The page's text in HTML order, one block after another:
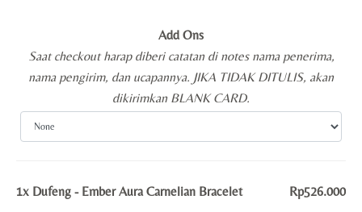
Add Ons
Saat checkout harap diberi catatan di notes nama penerima,
nama pengirim, dan ucapannya. JIKA TIDAK DITULIS, akan
dikirimkan BLANK CARD.
1x Dufeng - Ember Aura Carnelian Bracelet Rp526.000